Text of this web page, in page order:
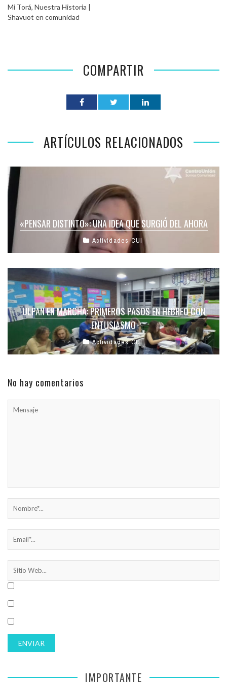
Mi Torá, Nuestra Historia |
Shavuot en comunidad
COMPARTIR
ARTÍCULOS RELACIONADOS
«PENSAR DISTINTO»: UNA IDEA QUE SURGIÓ DEL AHORA
Actividades CUI
ULPAN EN MARCHA: PRIMEROS PASOS EN HEBREO CON
ENTUSIASMO
Actividades CUI
No hay comentarios
IMPORTANTE